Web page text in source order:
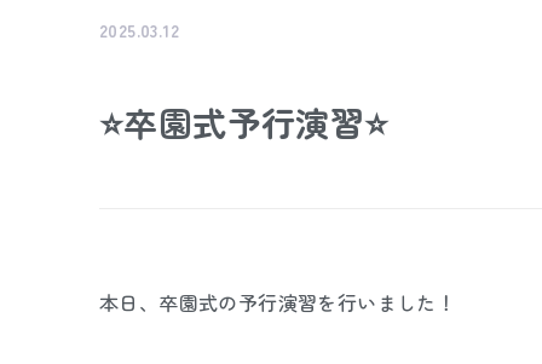
2025.03.12
⭐卒園式予行演習⭐
本日、卒園式の予行演習を行いました！